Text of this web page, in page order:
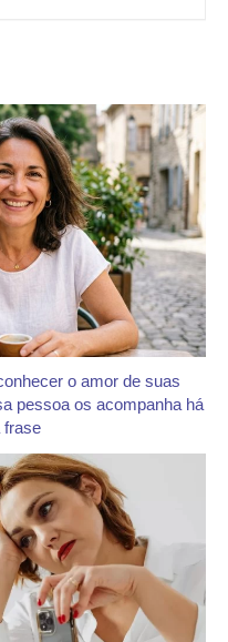
o amor de suas
pessoa os acompanha há
frase